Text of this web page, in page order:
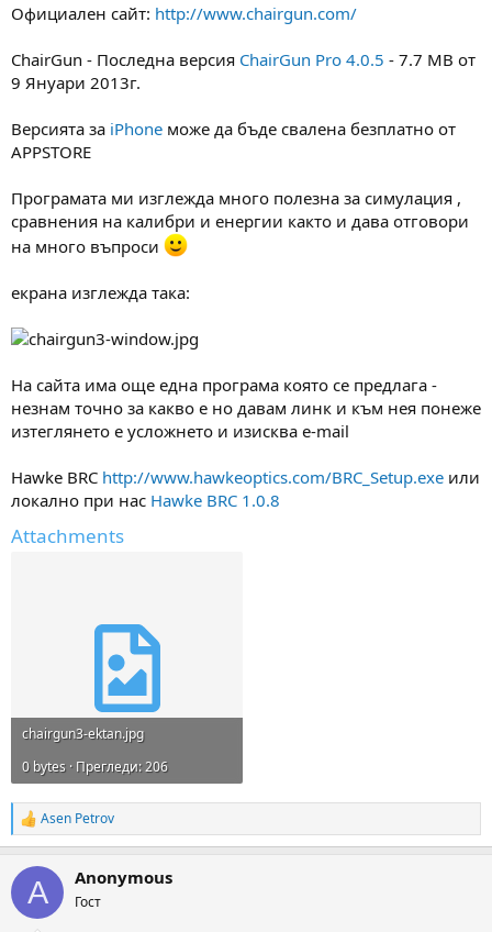
м
т
а
т
Официален сайт: http://www.chairgun.com/
ChairGun - Последна версия ChairGun Pro 4.0.5 - 7.7 MB от
9 Януари 2013г.
Версията за iPhone може да бъде свалена безплатно от
APPSTORE
Програмата ми изглежда много полезна за симулация ,
сравнения на калибри и енергии както и дава отговори
на много въпроси
екрана изглежда така:
На сайта има още една програма която се предлага -
незнам точно за какво е но давам линк и към нея понеже
изтеглянето е усложнето и изисква e-mail
Hawke BRC http://www.hawkeoptics.com/BRC_Setup.exe или
локално при нас Hawke BRC 1.0.8
Attachments
chairgun3-ektan.jpg
0 bytes · Прегледи: 206
R
e
c
i
Asen Petrov
A Anonymous
Гост